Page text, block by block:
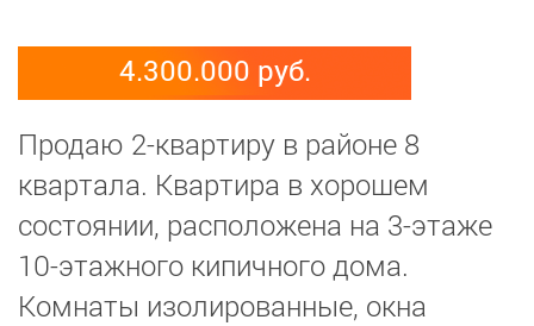
4.300.000 руб.
Продаю 2-квартиру в районе 8
квартала. Квартира в хорошем
состоянии, расположена на 3-этаже
10-этажного кипичного дома.
Комнаты изолированные, окна